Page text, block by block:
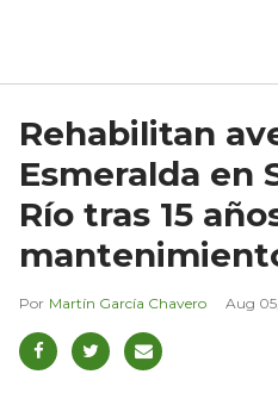
Rehabilitan
Esmeralda en
Río tras 15
Martín García Chavero Aug